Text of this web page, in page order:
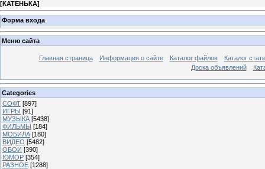
[КАТЕНЬКА]
Форма входа
Меню сайта
Главная страница Информация о сайте Каталог файлов
Каталог
Доска объявлений
Categories
СОФТ [897]
ИГРЫ [91]
МУЗЫКА [5438]
ФИЛЬМЫ [184]
МОБИЛА [180]
ВИДЕО [5482]
ОБОИ [390]
ЮМОР [354]
РАЗНОЕ [1288]